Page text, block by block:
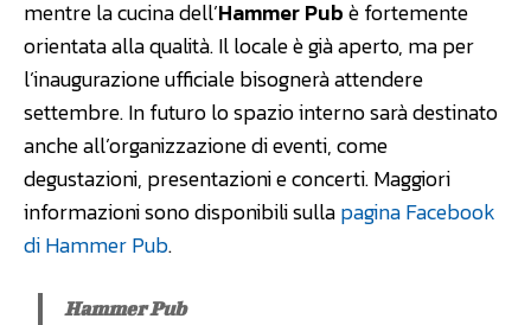
mentre la cucina dell’Hammer Pubè fortemente
orientata alla qualità. Il locale è già aperto, ma per
l’inaugurazione ufficiale bisognerà attendere
settembre. In futuro lo spazio interno sarà destinato
anche all’organizzazione di eventi, come
degustazioni, presentazioni e concerti. Maggiori
informazioni sono disponibili sullapagina Facebook
di Hammer Pub.
Hammer Pub